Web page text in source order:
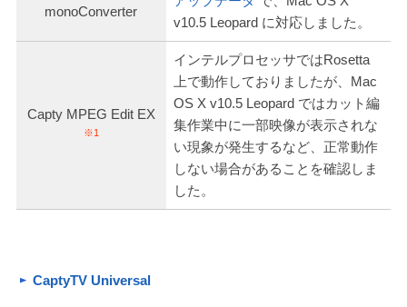
monoConverter
v10.5 Leopard に対応しました。
Capty MPEG Edit EX
※1
インテルプロセッサではRosetta
上で動作しておりましたが、Mac
OS X v10.5 Leopard ではカット編
集作業中に一部映像が表示されな
い現象が発生するなど、正常動作
しない場合があることを確認しま
した。
CaptyTV Universal